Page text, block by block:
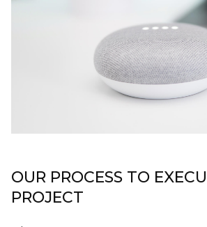
OUR PROCESS TO
PROJECT